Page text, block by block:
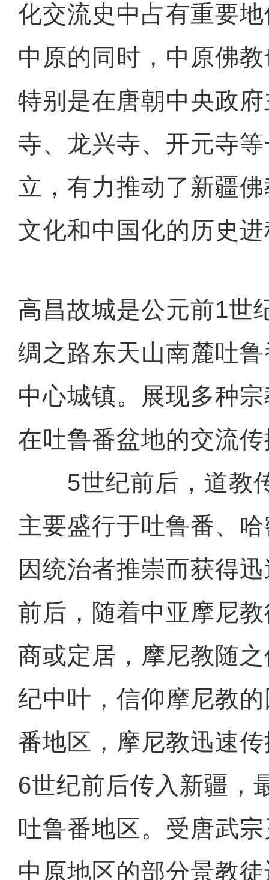
化交流史中占有重要
中原的同时，中原佛
特别是在唐朝中央政
寺、龙兴寺、开元寺
立，有力推动了新疆
文化和中国化的历史
高昌故城是公元前1世
绸之路东天山南麓吐
中心城镇。展现多种
在吐鲁番盆地的交流
5世纪前后，道教
主要盛行于吐鲁番、
因统治者推崇而获得
前后，随着中亚摩尼
商或定居，摩尼教随
纪中叶，信仰摩尼教
番地区，摩尼教迅速
6世纪前后传入新疆，
吐鲁番地区。受唐武
中原地区的部分景教